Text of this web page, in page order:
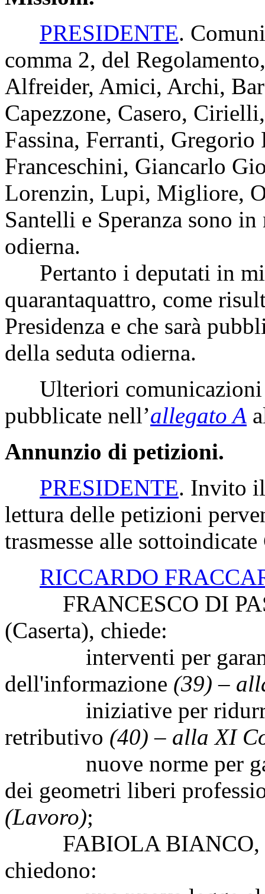
PRESIDENTE.
comma 2, del
Alfreider, Amici, Archi,
Capezzone, Casero,
Fassina, Ferranti,
Franceschini, Giancarlo
Lorenzin, Lupi, Migliore,
Santelli e Speranza sono
odierna.
Pertanto i deputati in
quarantaquattro, come
Presidenza e che sarà
della seduta odierna.
Ulteriori comunicazioni
pubblicate nell’allegato A
Annunzio di petizioni.
PRESIDENTE. Invito il
lettura delle petizioni
trasmesse alle
RICCARDO
FRANCESCO DI
(Caserta), chiede:
interventi per
dell'informazione (39) –
iniziative per ridurre
retributivo (40) – alla XI
nuove norme per
dei geometri liberi
(Lavoro);
FABIOLA BIANCO,
chiedono: